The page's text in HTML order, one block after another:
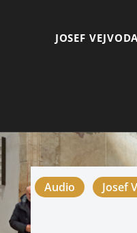
JOSEF
Audio Josef